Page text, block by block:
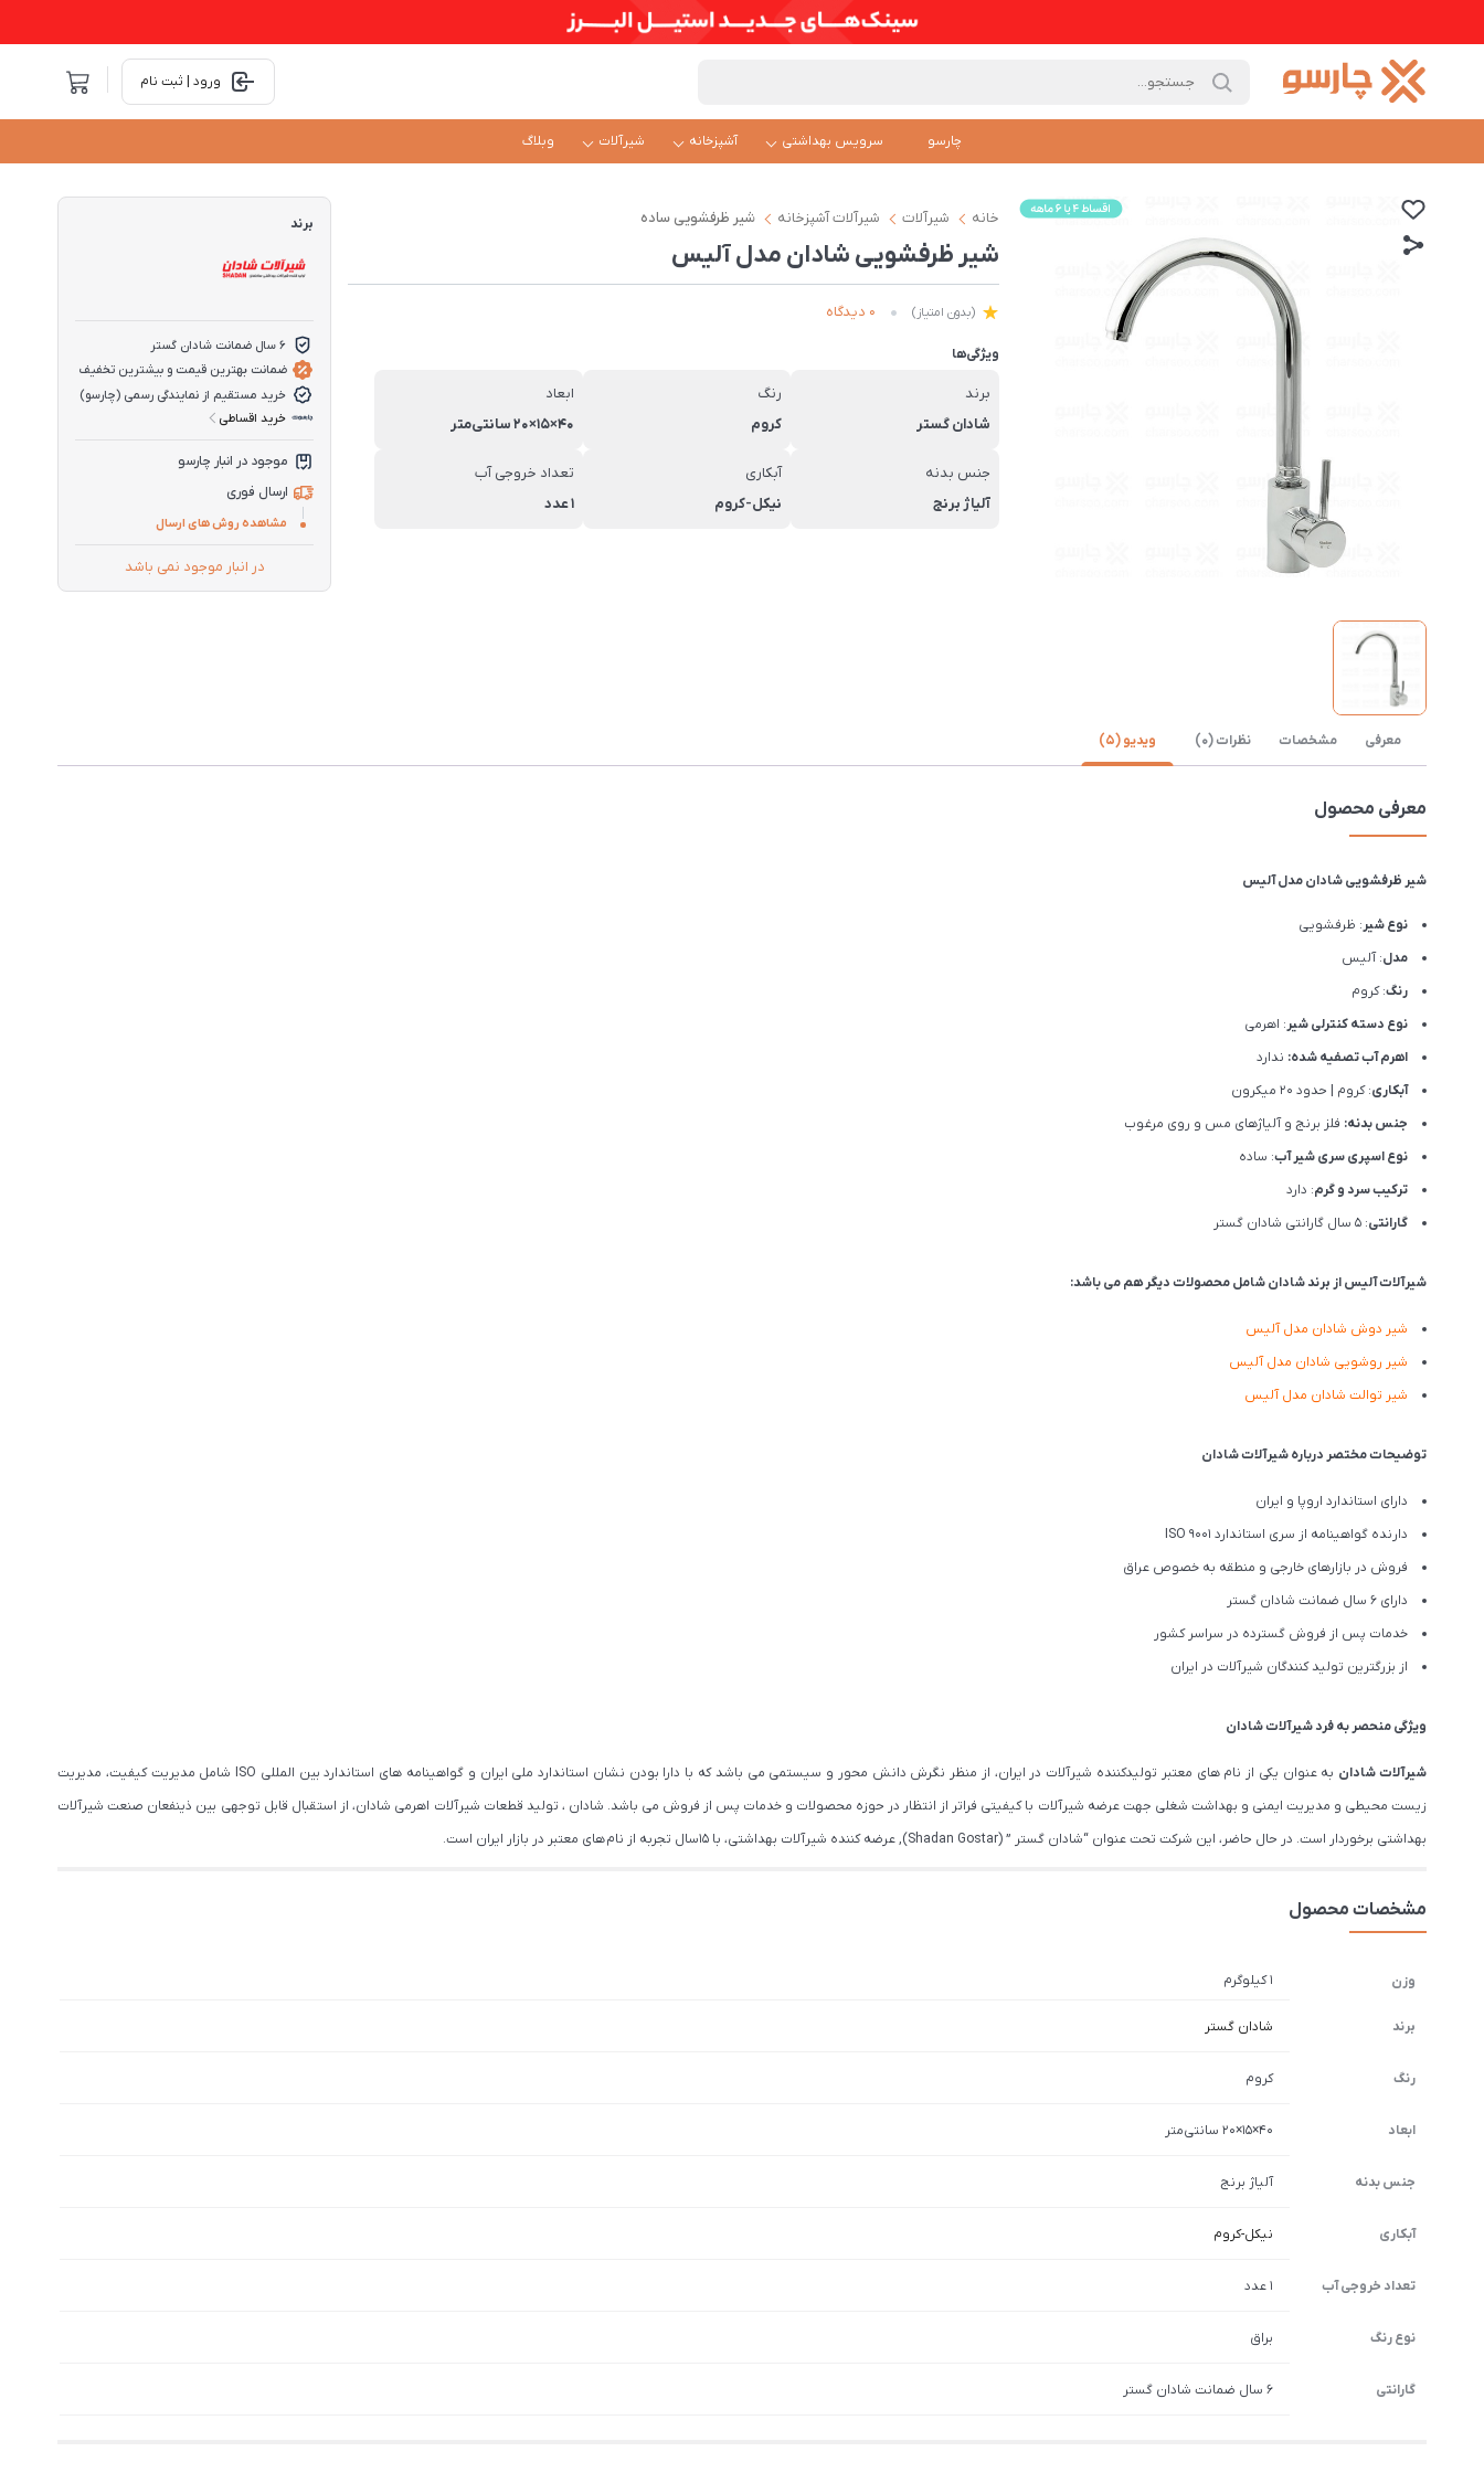
ورود | ثبت نام
چارسو سرویس بهداشتی آشپزخانه شیرآلات وبلاگ
خانه شیرآلات شیرآلات آشپزخانه شیر ظرفشویی ساده
شیر ظرفشویی شادان مدل آلیس
(بدون امتیاز) 0 دیدگاه
ویژگی‌ها
برند
شادان گستر
رنگ
کروم
ابعاد
40×15×20 سانتی‌متر
جنس بدنه
آلیاژ برنج
آبکاری
نیکل-کروم
تعداد خروجی آب
1 عدد
برند
6 سال ضمانت شادان گستر
ضمانت بهترین قیمت و بیشترین تخفیف
خرید مستقیم از نمایندگی رسمی (چارسو)
خرید اقساطی
موجود در انبار چارسو
ارسال فوری
مشاهده روش های ارسال
در انبار موجود نمی باشد
معرفی مشخصات نظرات (0) ویدیو (5)
معرفی محصول
شیر ظرفشویی شادان مدل آلیس
نوع شیر: ظرفشویی
مدل: آلیس
رنگ: کروم
نوع دسته کنترلی شیر: اهرمی
اهرم آب تصفیه شده: ندارد
آبکاری: کروم | حدود 20 میکرون
جنس بدنه: فلز برنج و آلیاژهای مس و روی مرغوب
نوع اسپری سری شیر آب: ساده
ترکیب سرد و گرم: دارد
گارانتی: 5 سال گارانتی شادان گستر
شیرآلات آلیس از برند شادان شامل محصولات دیگر هم می باشد:
شیر دوش شادان مدل آلیس
شیر روشویی شادان مدل آلیس
شیر توالت شادان مدل آلیس
توضیحات مختصر درباره شیرآلات شادان
دارای استاندارد اروپا و ایران
دارنده گواهینامه از سری استاندارد ISO 9001
فروش در بازارهای خارجی و منطقه به خصوص عراق
دارای 6 سال ضمانت شادان گستر
خدمات پس از فروش گسترده در سراسر کشور
از بزرگترین تولید کنندگان شیرآلات در ایران
ویژگی منحصر به فرد شیرآلات شادان
شیرآلات شادان
به عنوان یکی از نام های معتبر تولیدکننده شیرآلات در ایران، از منظر نگرش دانش محور و سیستمی می باشد که با دارا بودن نشان استاندارد ملی ایران و گواهینامه های استاندارد بین المللی ISO شامل مدیریت کیفیت، مدیریت
زیست محیطی و مدیریت ایمنی و بهداشت شغلی جهت عرضه شیرآلات با کیفیتی فراتر از انتظار در حوزه محصولات و خدمات پس از فروش می باشد. شادان ، تولید قطعات شیرآلات اهرمی شادان، از استقبال قابل توجهی بین ذینفعان صنعت شیرآلات
بهداشتی برخوردار است. در حال حاضر، این شرکت تحت عنوان “شادان گستر ” (Shadan Gostar), عرضه کننده شیرآلات بهداشتی، با ۱۵سال تجربه از نام های معتبر در بازار ایران است.
مشخصات محصول
وزن 1 کیلوگرم
برند شادان گستر
رنگ کروم
ابعاد 40×15×20 سانتی‌متر
جنس بدنه آلیاژ برنج
آبکاری نیکل-کروم
تعداد خروجی آب 1 عدد
نوع رنگ براق
گارانتی 6 سال ضمانت شادان گستر